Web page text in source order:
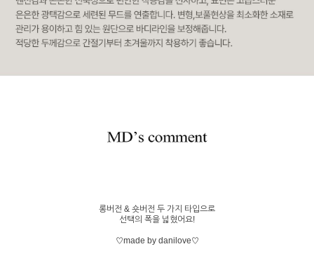
롱버전 & 숏버전 두 가지 타입으로
선택의 폭을 넓혔어요!
♡made by danilove♡